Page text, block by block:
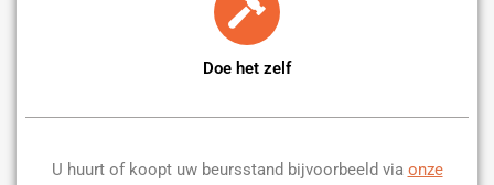
Doe het zelf
U huurt of koopt uw beursstand bijvoorbeeld via onze